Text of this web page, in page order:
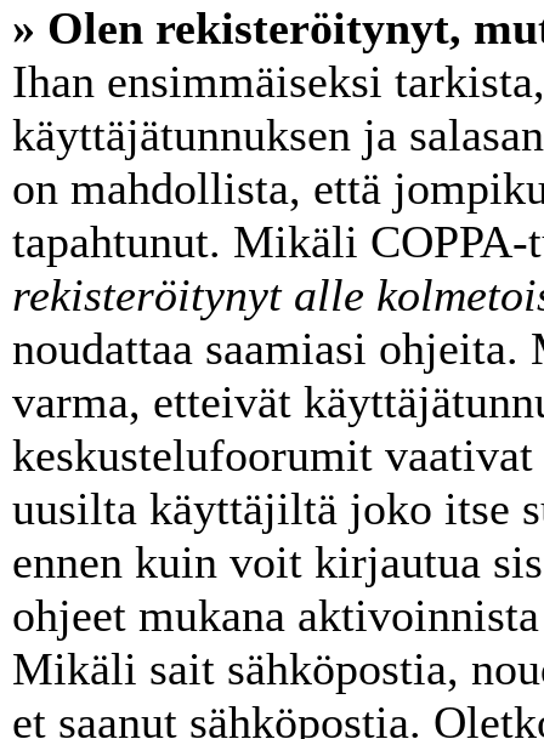
» Olen rekisteröitynyt,
Ihan ensimmäiseksi
käyttäjätunnuksen ja
on mahdollista, että
tapahtunut. Mikäli
rekisteröitynyt alle
noudattaa saamiasi
varma, etteivät
keskustelufoorumit
uusilta käyttäjiltä joko itse
ennen kuin voit kirjautua
ohjeet mukana
Mikäli sait sähköpostia,
et saanut sähköpostia.